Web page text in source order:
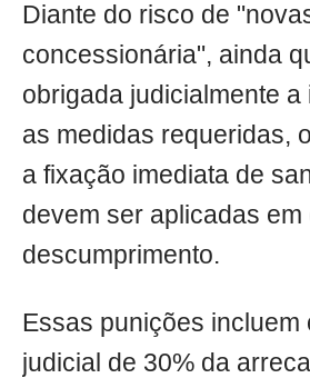
Diante do risco de
concessionária", ainda
obrigada judicialmente a
as medidas requeridas,
a fixação imediata de
devem ser aplicadas em
descumprimento.
Essas punições incluem
judicial de 30% da